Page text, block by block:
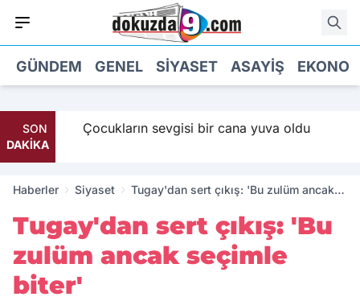
GÜNDEM GENEL SIYASET ASAYIŞ
SON
DAKİKA
Çocukların sevgisi bir cana yuva oldu
Haberler Siyaset
Tugay'dan sert çıkış: 'Bu zulüm ancak
Tugay'dan sert çıkış: 'Bu
zulüm ancak seçimle
biter'